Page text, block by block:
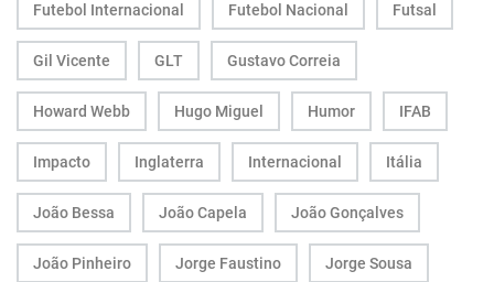
Futebol Internacional Futebol Nacional Futsal
Gil Vicente GLT Gustavo Correia
Howard Webb Hugo Miguel Humor IFAB
Impacto Inglaterra Internacional Itália
João Bessa João Capela João Gonçalves
João Pinheiro Jorge Faustino Jorge Sousa